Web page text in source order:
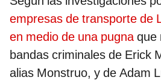
empresas de transporte de
en medio de una pugnaque
bandas criminales de Erick
alias Monstruo, y de Adam